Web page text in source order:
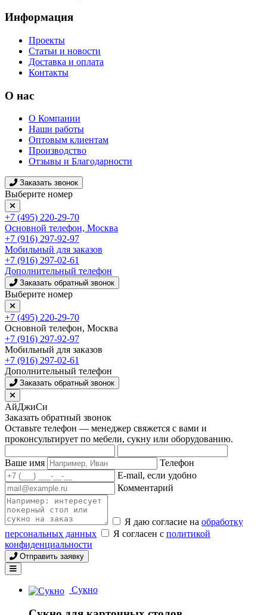
Информация
Проекты
Статьи и новости
Доставка и оплата
Контакты
О нас
О Компании
Наши работы
Оптовым клиентам
Производство
Отзывы и Благодарности
Заказать звонок
Выберите номер
+7 (495) 220-29-70
Основной телефон, Москва
+7 (916) 297-92-97
Мобильный для заказов
+7 (916) 297-02-61
Дополнительный телефон
Заказать обратный звонок
Выберите номер
+7 (495) 220-29-70
Основной телефон, Москва
+7 (916) 297-92-97
Мобильный для заказов
+7 (916) 297-02-61
Дополнительный телефон
Заказать обратный звонок
АйДжиСи
Заказать обратный звонок
Оставьте телефон — менеджер свяжется с вами и
проконсультирует по мебели, сукну или оборудованию.
Ваше имя
Телефон
E-mail, если удобно
Комментарий
Я даю согласие на обработку
персональных данных
Я согласен с политикой
конфиденциальности
Отправить заявку
Сукно